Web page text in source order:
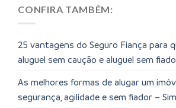
CONFIRA TAMBÉM:
25 vantagens do Seguro Fiança para
aluguel sem caução e aluguel sem
As melhores formas de alugar um
segurança, agilidade e sem fiador –